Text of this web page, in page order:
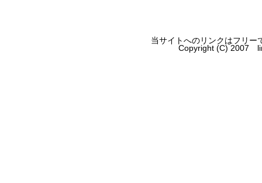
当サイトへのリンクはフリ
Copyright (C) 2007